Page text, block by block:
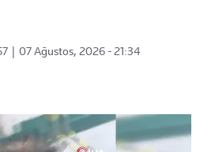
07 Ağustos, 2026 - 21:34